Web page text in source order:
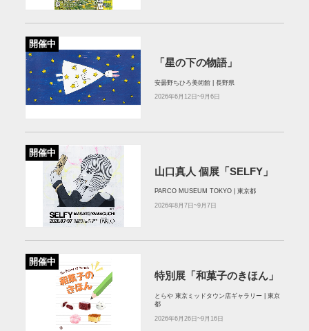
開催中
「星の下の物語」
安曇野ちひろ美術館 | 長野県
2026年6月12日~9月6日
開催中
山口真人 個展「SELFY」
PARCO MUSEUM TOKYO | 東京都
2026年8月7日~9月7日
開催中
特別展「和菓子のきほん」
とらや 東京ミッドタウン店ギャラリー | 東京
都
2026年6月26日~9月16日